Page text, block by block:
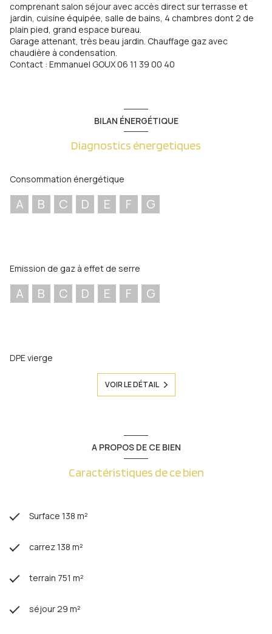
comprenant salon séjour avec accès direct sur terrasse et
jardin, cuisine équipée, salle de bains, 4 chambres dont 2 de
plain pied, grand espace bureau.
Garage attenant, très beau jardin. Chauffage gaz avec
chaudière à condensation.
Contact : Emmanuel GOUX 06 11 39 00 40
BILAN ÉNERGÉTIQUE
Diagnostics énergetiques
Consommation énergétique
A B C D E F G
Emission de gaz à effet de serre
A B C D E F G
DPE vierge
VOIR LE DÉTAIL
A PROPOS DE CE BIEN
Caractéristiques de ce bien
Surface 138 m²
carrez 138 m²
terrain 751 m²
séjour 29 m²